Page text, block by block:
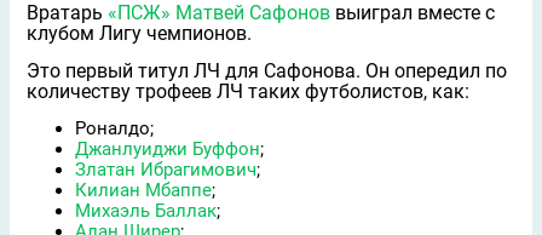
Вратарь «ПСЖ» Матвей Сафонов выиграл вместе с
клубом Лигу чемпионов.
Это первый титул ЛЧ для Сафонова. Он опередил по
количеству трофеев ЛЧ таких футболистов, как:
Роналдо;
Джанлуиджи Буффон;
Златан Ибрагимович;
Килиан Мбаппе;
Михаэль Баллак;